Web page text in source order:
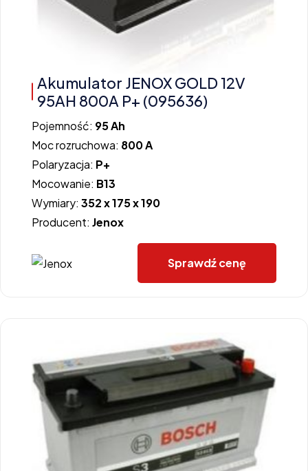
Akumulator JENOX GOLD 12V
95AH 800A P+ (095636)
Pojemność: 95 Ah
Moc rozruchowa: 800 A
Polaryzacja: P+
Mocowanie: B13
Wymiary: 352 x 175 x 190
Producent: Jenox
Sprawdź cenę